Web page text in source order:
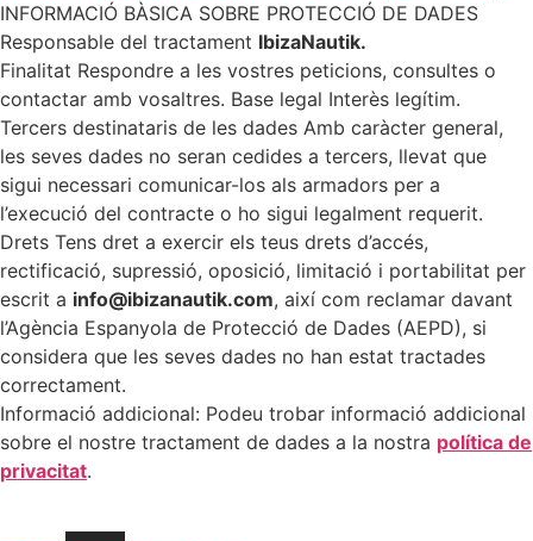
INFORMACIÓ BÀSICA SOBRE PROTECCIÓ DE DADES
Responsable del tractament IbizaNautik.
Finalitat Respondre a les vostres peticions, consultes o
contactar amb vosaltres. Base legal Interès legítim.
Tercers destinataris de les dades Amb caràcter general,
les seves dades no seran cedides a tercers, llevat que
sigui necessari comunicar-los als armadors per a
l’execució del contracte o ho sigui legalment requerit.
Drets Tens dret a exercir els teus drets d’accés,
rectificació, supressió, oposició, limitació i portabilitat per
escrit a info@ibizanautik.com, així com reclamar davant
l’Agència Espanyola de Protecció de Dades (AEPD), si
considera que les seves dades no han estat tractades
correctament.
Informació addicional: Podeu trobar informació addicional
sobre el nostre tractament de dades a la nostra política de
privacitat.